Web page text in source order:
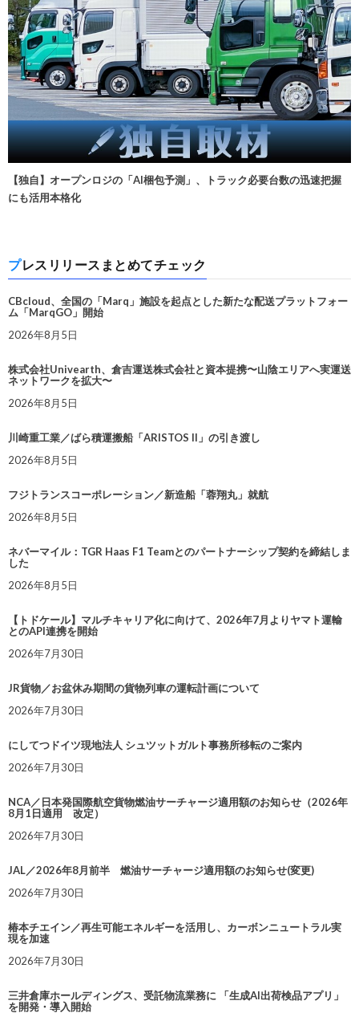
【独自】オープンロジの「AI梱包予測」、トラック必要台数の迅速把握
にも活用本格化
プレスリリースまとめてチェック
CBcloud、全国の「Marq」施設を起点とした新たな配送プラットフォー
ム「MarqGO」開始
2026年8月5日
株式会社Univearth、倉吉運送株式会社と資本提携〜山陰エリアへ実運送
ネットワークを拡大〜
2026年8月5日
川崎重工業／ばら積運搬船「ARISTOS II」の引き渡し
2026年8月5日
フジトランスコーポレーション／新造船「蓉翔丸」就航
2026年8月5日
ネバーマイル：TGR Haas F1 Teamとのパートナーシップ契約を締結しま
した
2026年8月5日
【トドケール】マルチキャリア化に向けて、2026年7月よりヤマト運輸
とのAPI連携を開始
2026年7月30日
JR貨物／お盆休み期間の貨物列車の運転計画について
2026年7月30日
にしてつドイツ現地法人 シュツットガルト事務所移転のご案内
2026年7月30日
NCA／日本発国際航空貨物燃油サーチャージ適用額のお知らせ（2026年
8月1日適用 改定）
2026年7月30日
JAL／2026年8月前半 燃油サーチャージ適用額のお知らせ(変更)
2026年7月30日
椿本チエイン／再生可能エネルギーを活用し、カーボンニュートラル実
現を加速
2026年7月30日
三井倉庫ホールディングス、受託物流業務に 「生成AI出荷検品アプリ」
を開発・導入開始